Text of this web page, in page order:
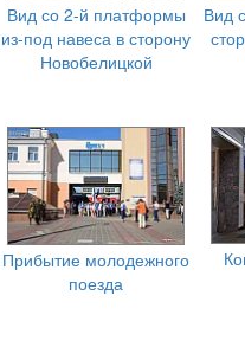
Вид со 2-й платформы
из-под навеса в сторону
Новобелицкой
Вид
Прибытие молодежного
поезда